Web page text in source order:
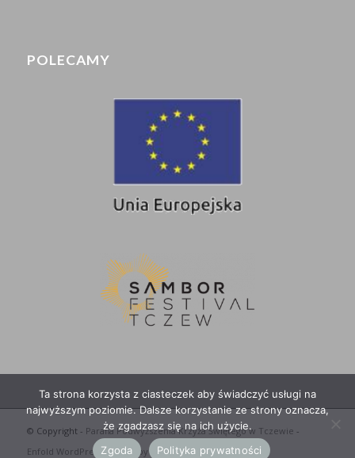
POLECAMY
© Copyright - Parafia Podwyższenia Krzyża Świętego w Tczewie -
Enfold WordPress Theme by Kriesi
Ta strona korzysta z ciasteczek aby świadczyć usługi na
najwyższym poziomie. Dalsze korzystanie ze strony oznacza,
że zgadzasz się na ich użycie.
Zgoda
Polityka prywatności